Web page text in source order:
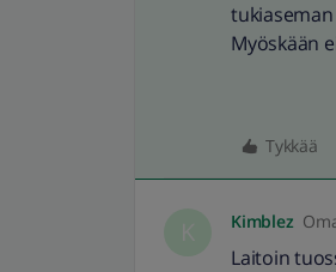
Myöskään
Tykkää
Kimblez
Laitoin